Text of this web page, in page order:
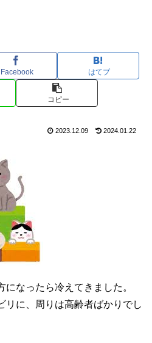
Facebook はてブ
コピー
2023.12.09 2024.01.22
なったら冷えてきました。
リに、周りは高齢者ばかりでし